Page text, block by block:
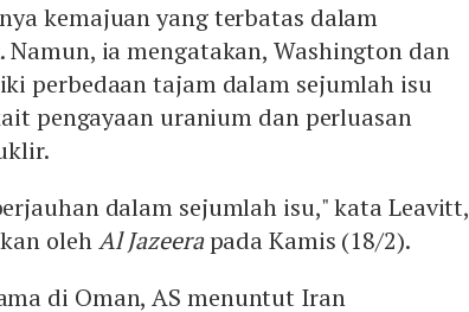
lain: Kompleks Militer Parchin, Kompleks Nuklir Isfahan,
Selatan, dan Basis Misil QOM, semuanya bertujuan
terhadap potensi serangan udara.
kemajuan yang terbatas dalam
ia mengatakan, Washington dan
perbedaan tajam dalam sejumlah isu
pengayaan uranium dan perluasan
dalam sejumlah isu," kata Leavitt,
olehAl Jazeerapada Kamis (18/2).
di Oman, AS menuntut Iran